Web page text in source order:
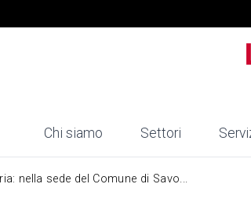
Chi siamo Settori
nella sede del Comune di Savo...